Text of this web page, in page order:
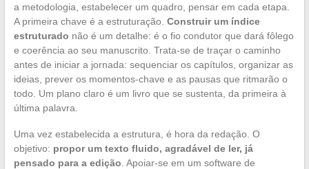
a metodologia, estabelecer um quadro, pensar em cada etapa.
A primeira chave é a estruturação. Construir um índice
estruturado não é um detalhe: é o fio condutor que dará fôlego
e coerência ao seu manuscrito. Trata-se de traçar o caminho
antes de iniciar a jornada: sequenciar os capítulos, organizar as
ideias, prever os momentos-chave e as pausas que ritmarão o
todo. Um plano claro é um livro que se sustenta, da primeira à
última palavra.
Uma vez estabelecida a estrutura, é hora da redação. O
objetivo: propor um texto fluido, agradável de ler, já
pensado para a edição . Apoiar-se em um software de